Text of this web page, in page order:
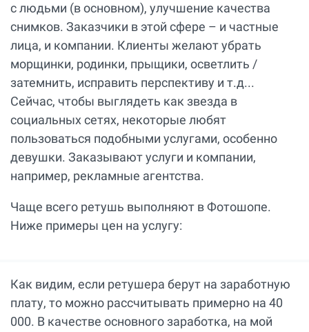
с людьми (в основном), улучшение качества
снимков. Заказчики в этой сфере – и частные
лица, и компании. Клиенты желают убрать
морщинки, родинки, прыщики, осветлить /
затемнить, исправить перспективу и т.д...
Сейчас, чтобы выглядеть как звезда в
социальных сетях, некоторые любят
пользоваться подобными услугами, особенно
девушки. Заказывают услуги и компании,
например, рекламные агентства.
Чаще всего ретушь выполняют в Фотошопе.
Ниже примеры цен на услугу:
Как видим, если ретушера берут на заработную
плату, то можно рассчитывать примерно на 40
000. В качестве основного заработка, на мой